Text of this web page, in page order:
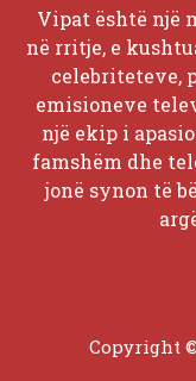
Vipat është një
në rritje, e
celebriteteve,
emisioneve
një ekip i
famshëm dhe
jonë synon të
Copyright